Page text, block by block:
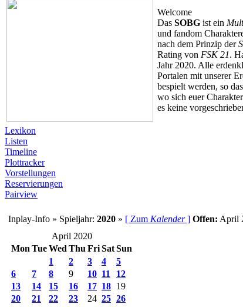
Welcome
Das SOBG ist ein
und fandom
nach dem Prinzip der
Rating von FSK 21.
Jahr 2020. Alle
Portalen mit unserer
bespielt werden, so
wo sich euer
es keine
Lexikon
Listen
Timeline
Plottracker
Vorstellungen
Reservierungen
Pairview
Inplay-Info » Spieljahr: 2020 » [ Zum Kalender] Offen: April
April 2020
Mon TueWed Thu FriSatSun
1
2 3 4
5
6
7 8 9 10 11
12
13
14 15 16 17 18 19
20
21 22 23 24 25 26